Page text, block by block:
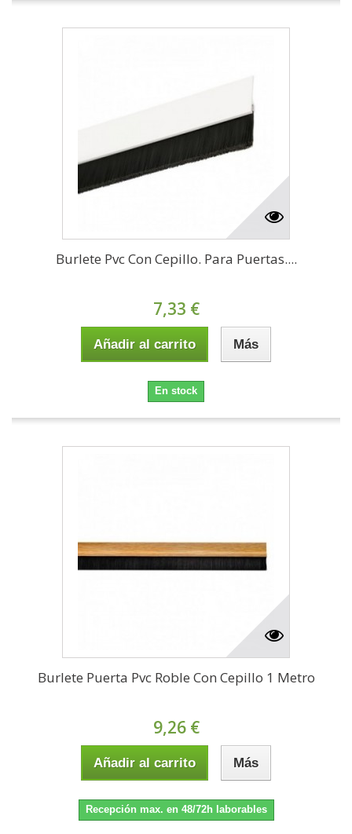
Burlete Pvc Con Cepillo. Para Puertas....
7,33 €
Añadir al carrito Más
En stock
Burlete Puerta Pvc Roble Con Cepillo 1 Metro
9,26 €
Añadir al carrito Más
Recepción max. en 48/72h laborables